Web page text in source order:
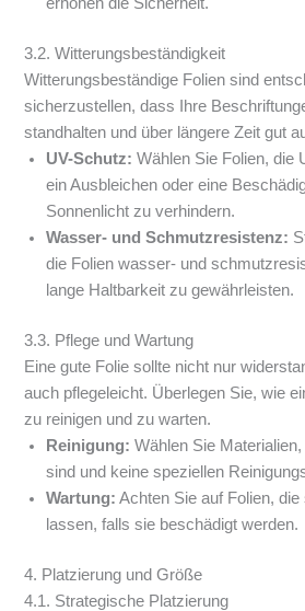
3.2. Witterungsbeständigkeit
Witterungsbeständige Folien sind
sicherzustellen, dass Ihre
standhalten und über längere Zeit gut
UV-Schutz: Wählen Sie Folien, die
ein Ausbleichen oder eine
Sonnenlicht zu verhindern.
Wasser- und Schmutzresistenz:
die Folien wasser- und
lange Haltbarkeit zu gewährleisten.
3.3. Pflege und Wartung
Eine gute Folie sollte nicht nur
auch pflegeleicht. Überlegen Sie, wie
zu reinigen und zu warten.
Reinigung: Wählen Sie
sind und keine speziellen
Wartung: Achten Sie auf Folien,
lassen, falls sie beschädigt werden.
4. Platzierung und Größe
4.1. Strategische Platzierung